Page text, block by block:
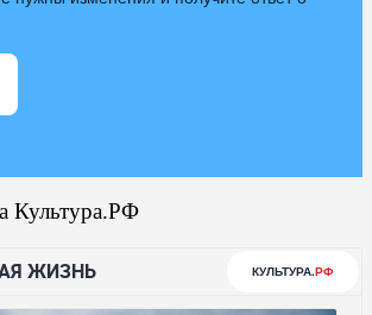
Культура.РФ